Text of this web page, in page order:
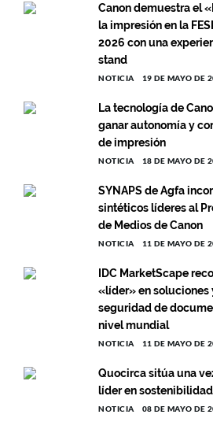
Canon demuestra el
la impresión en la
2026 con una
stand
NOTICIA 19 DE MAYO DE
La tecnología de
ganar autonomía y
de impresión
NOTICIA 18 DE MAYO DE
SYNAPS de Agfa
sintéticos líderes al
de Medios de Canon
NOTICIA 11 DE MAYO DE
IDC MarketScape
«líder» en soluciones
seguridad de
nivel mundial
NOTICIA 11 DE MAYO DE
Quocirca sitúa una
líder en
NOTICIA 08 DE MAYO DE